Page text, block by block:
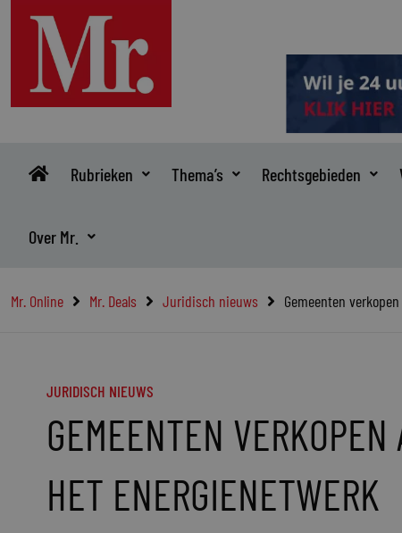
inhoud
Rubrieken Thema’s Rechtsgebieden
Over Mr.
Mr. Online Mr. Deals Juridisch nieuws Gemeenten
JURIDISCH NIEUWS
GEMEENTEN
HET ENERGIENETWERK